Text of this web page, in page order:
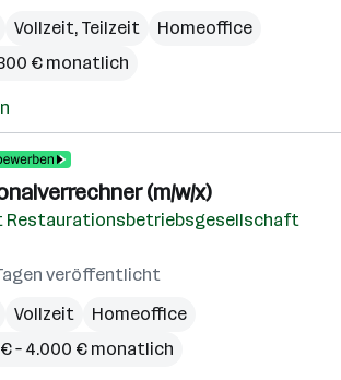
Vollzeit, Teilzeit
Homeoffice
€ monatlich
(m/w/x)
Restaurationsbetriebsgesellschaft
veröffentlicht
Vollzeit
Homeoffice
€ – 4.000 € monatlich